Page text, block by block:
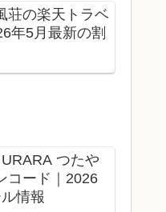
の楽天トラベ
年5月最新の割
つたや
コード｜2026
情報